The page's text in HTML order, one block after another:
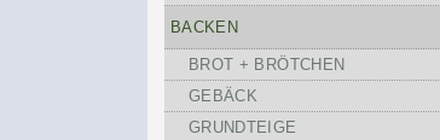
BACKEN
BROT + BRÖTCHEN
GEBÄCK
GRUNDTEIGE